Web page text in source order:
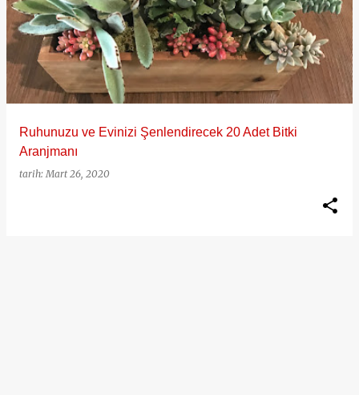
a
t
Ruhunuzu ve Evinizi Şenlendirecek 20 Adet Bitki
Aranjmanı
tarih:Mart 26, 2020